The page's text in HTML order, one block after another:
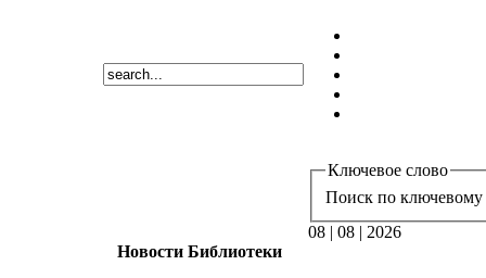
Ключевое слово
Поиск по ключевому
08 | 08 | 2026
Новости Библиотеки